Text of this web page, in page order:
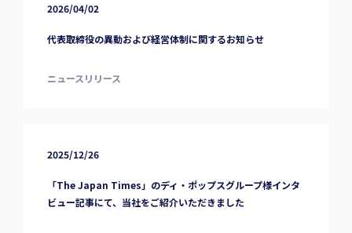
2026/04/02
代表取締役の異動および経営体制に関するお知らせ
ニュースリリース
2025/12/26
「The Japan Times」のディ・ポップスグループ様インタ
ビュー記事にて、当社をご紹介いただきました